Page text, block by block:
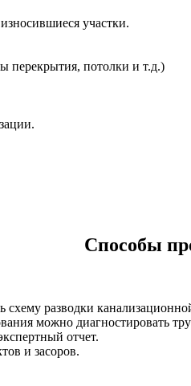
участки.
перекрытия, потолки и т.д.)
Способы
схему разводки
можно диагностировать
отчет.
и засоров.